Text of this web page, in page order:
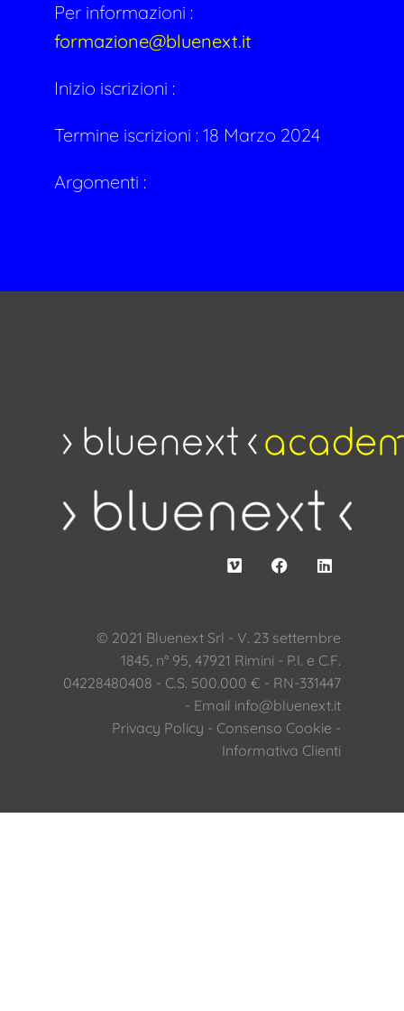
Per informazioni :
formazione@bluenext.it
Inizio iscrizioni :
Termine iscrizioni : 18 Marzo 2024
Argomenti :
© 2021 Bluenext Srl - V. 23 settembre
1845, n° 95, 47921 Rimini - P.I. e C.F.
04228480408 - C.S. 500.000 € - RN-331447
- Email info@bluenext.it
Privacy Policy - Consenso Cookie -
Informativa Clienti